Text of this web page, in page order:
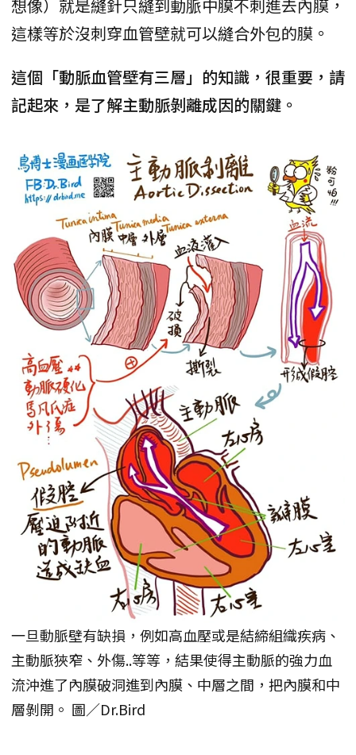
想像）就是縫針只縫到動脈中膜不刺進去內膜，
這樣等於沒刺穿血管壁就可以縫合外包的膜。
這個「動脈血管壁有三層」的知識，很重要，請
記起來，是了解主動脈剝離成因的關鍵。
一旦動脈壁有缺損，例如高血壓或是結締組織疾病、
主動脈狹窄、外傷..等等，結果使得主動脈的強力血
流沖進了內膜破洞進到內膜、中層之間，把內膜和中
層剝開。 圖／Dr.Bird